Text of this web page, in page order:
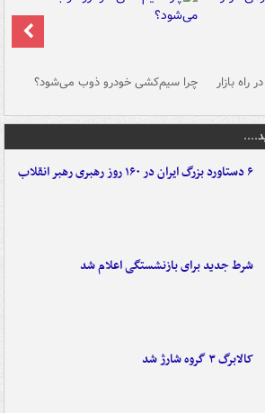
بازار چرا سیم‌کشی خودرو ذوب می‌شود؟
۶ دستاورد بزرگ ایران در ۱۶۰ روز رهبری رهبر انقلاب
شرط جدید برای بازنشستگی اعلام شد
کالابرگ ۳ گروه شارژ شد